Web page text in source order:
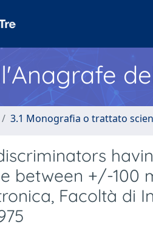
3.1 Monografia o trattato
between +/-100
Facoltà di